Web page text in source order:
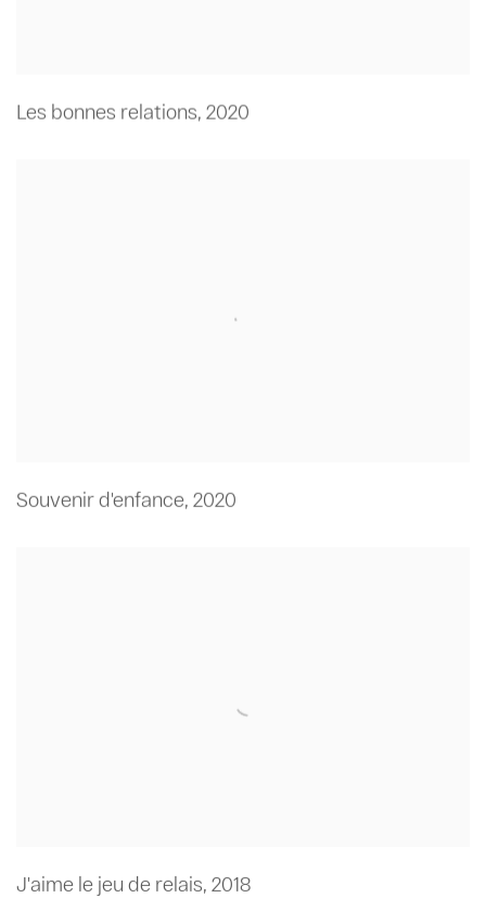
Les bonnes relations, 2020
Souvenir d'enfance, 2020
J'aime le jeu de relais, 2018